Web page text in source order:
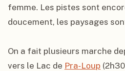
femme. Les pistes sont
doucement, les paysages
On a fait plusieurs marche
vers le Lac de Pra-Loup